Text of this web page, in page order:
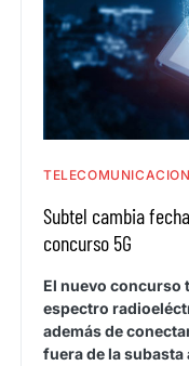
Subtel cambia
concurso 5G
El nuevo concurso
espectro
además de
fuera de la